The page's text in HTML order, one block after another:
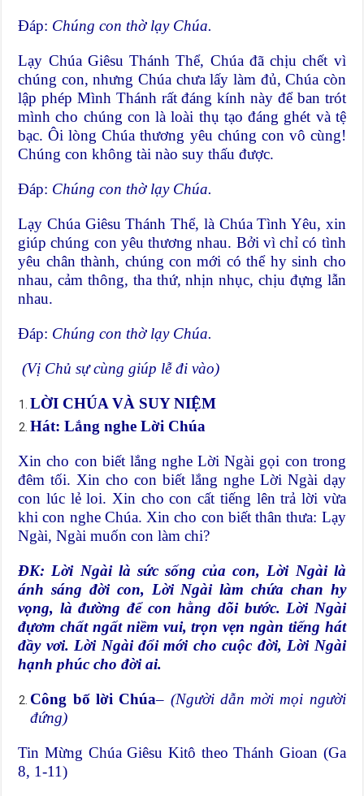
Đáp: Chúng con thờ lạy Chúa.
Lạy Chúa Giêsu Thánh Thể, Chúa đã chịu chết vì
chúng con, nhưng Chúa chưa lấy làm đủ, Chúa còn
lập phép Mình Thánh rất đáng kính này để ban trót
mình cho chúng con là loài thụ tạo đáng ghét và tệ
bạc. Ôi lòng Chúa thương yêu chúng con vô cùng!
Chúng con không tài nào suy thấu được.
Đáp: Chúng con thờ lạy Chúa.
Lạy Chúa Giêsu Thánh Thể, là Chúa Tình Yêu, xin
giúp chúng con yêu thương nhau. Bởi vì chỉ có tình
yêu chân thành, chúng con mới có thể hy sinh cho
nhau, cảm thông, tha thứ, nhịn nhục, chịu đựng lẫn
nhau.
Đáp: Chúng con thờ lạy Chúa.
(Vị Chủ sự cùng giúp lễ đi vào)
LỜI CHÚA VÀ SUY NIỆM
Hát: Lắng nghe Lời Chúa
Xin cho con biết lắng nghe Lời Ngài gọi con trong
đêm tối. Xin cho con biết lắng nghe Lời Ngài dạy
con lúc lẻ loi. Xin cho con cất tiếng lên trả lời vừa
khi con nghe Chúa. Xin cho con biết thân thưa: Lạy
Ngài, Ngài muốn con làm chi?
ÐK: Lời Ngài là sức sống của con, Lời Ngài là
ánh sáng đời con, Lời Ngài làm chứa chan hy
vọng, là đường để con hằng dõi bước. Lời Ngài
đựơm chất ngất niềm vui, trọn vẹn ngàn tiếng hát
đầy vơi. Lời Ngài đổi mới cho cuộc đời, Lời Ngài
hạnh phúc cho đời ai.
Công bố lời Chúa– (Người dẫn mời mọi người
đứng)
Tin Mừng Chúa Giêsu Kitô theo Thánh Gioan (Ga
8, 1-11)